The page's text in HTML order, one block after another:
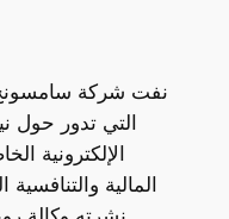
نفت شركة سامسونج
التي تدور حول
الإلكترونية
المالية